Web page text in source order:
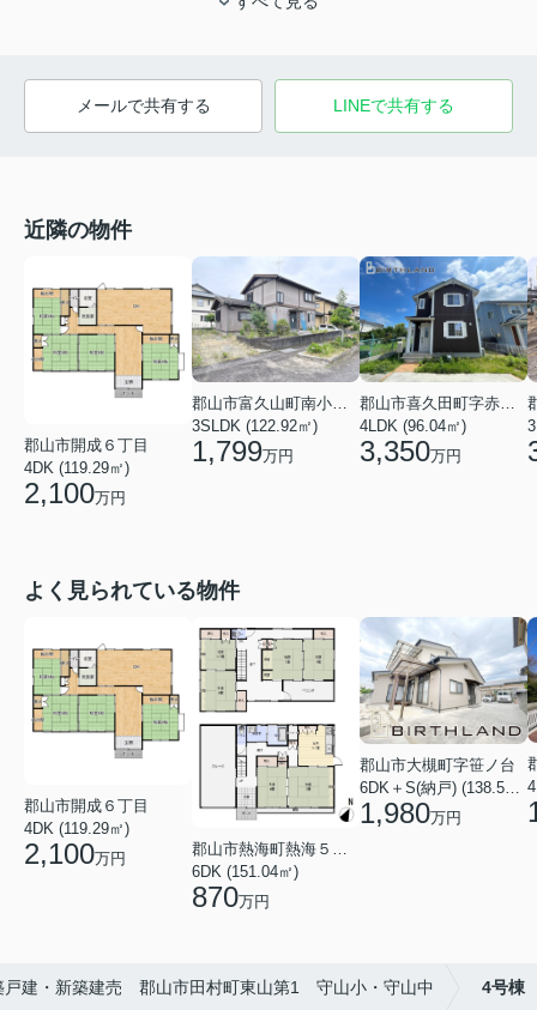
メールで共有する LINEで共有する
近隣の物件
郡山市開成６丁目
4DK (119.29㎡)
2,100万円
郡山市富久山町南小泉字関場
3SLDK (122.92㎡)
1,799万円
郡山市喜久田町字赤沼向
4LDK (96.04㎡)
3,350万円
よく見られている物件
郡山市開成６丁目
4DK (119.29㎡)
2,100万円
6DK (151.04㎡)
870万円
郡山市大槻町字笹ノ台
6DK＋S(納戸) (138.55㎡)
1,980万円
戸建・新築建売 郡山市田村町東山第1 守山小・守山中 4号棟